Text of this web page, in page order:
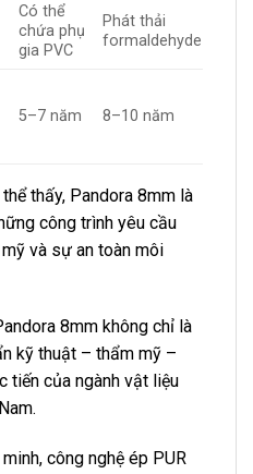
Có thể
chứa phụ
gia PVC
Phát thải
formaldehyde
5–7 năm 8–10 năm
thấy, Pandora 8mm là
công trình yêu cầu
và sự an toàn môi
8mm không chỉ là
kỹ thuật – thẩm mỹ –
tiến của ngành vật liệu
công nghệ ép PUR